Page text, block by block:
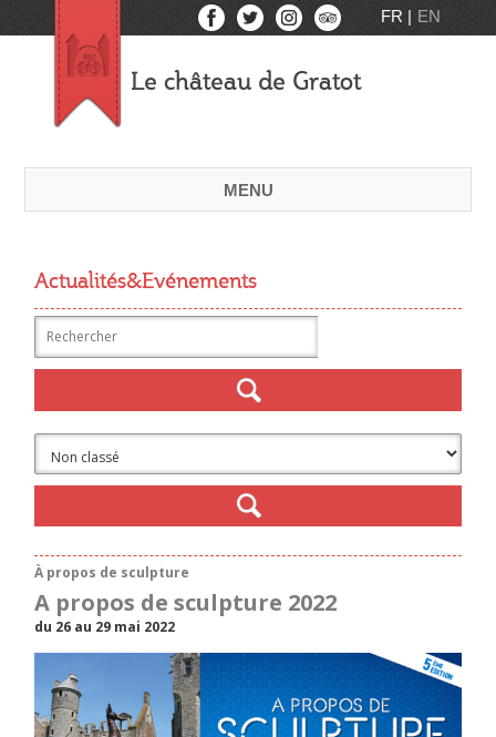
FR EN
Le château de Gratot
MENU
Actualités&Evénements
À propos de sculpture
A propos de sculpture 2022
du 26 au 29 mai 2022